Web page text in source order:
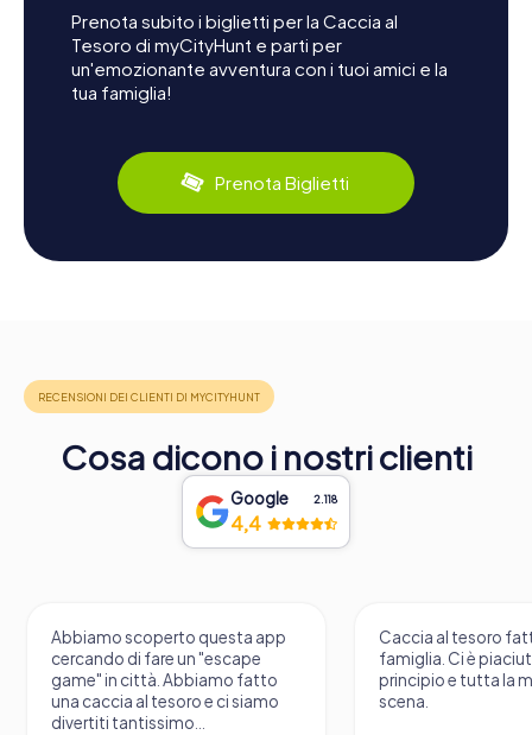
Prenota subito i biglietti per la Caccia al
Tesoro di myCityHunt e parti per
un'emozionante avventura con i tuoi amici e la
tua famiglia!
Prenota Biglietti
Cosa dicono i nostri clienti
Google 2.118
4,4
Abbiamo scoperto questa app
cercando di fare un "escape
game" in città. Abbiamo fatto
una caccia al tesoro e ci siamo
divertiti tantissimo...
Caccia al tesoro
famiglia. Ci è
principio e tutta la
scena.